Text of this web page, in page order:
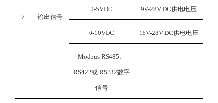
7 输出信号
0-5VDC 9V-28V DC供电电压
0-10VDC 15V-28V DC供电电压
Modbus RS485、
RS422或 RS232数字
信号